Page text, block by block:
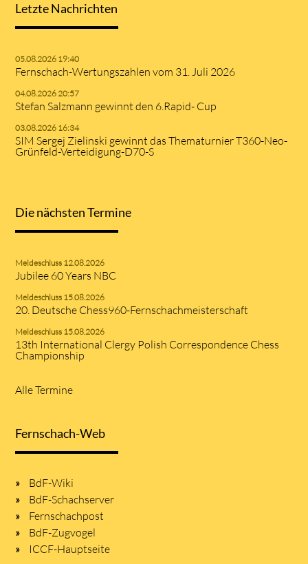
Letzte Nachrichten
05.08.2026 19:40
Fernschach-Wertungszahlen vom 31. Juli 2026
04.08.2026 20:57
Stefan Salzmann gewinnt den 6.Rapid- Cup
03.08.2026 16:34
SIM Sergej Zielinski gewinnt das Thematurnier T360-Neo-
Grünfeld-Verteidigung-D70-S
Die nächsten Termine
Meldeschluss 12.08.2026
Jubilee 60 Years NBC
Meldeschluss 15.08.2026
20. Deutsche Chess960-Fernschachmeisterschaft
Meldeschluss 15.08.2026
13th International Clergy Polish Correspondence Chess
Championship
Alle Termine
Fernschach-Web
BdF-Wiki
BdF-Schachserver
Fernschachpost
BdF-Zugvogel
ICCF-Hauptseite